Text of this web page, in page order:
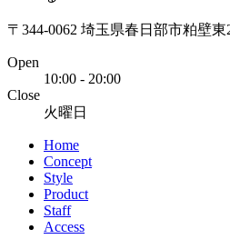
〒344-0062 埼玉県春日部市粕壁
Open
10:00 - 20:00
Close
火曜日
Home
Concept
Style
Product
Staff
Access